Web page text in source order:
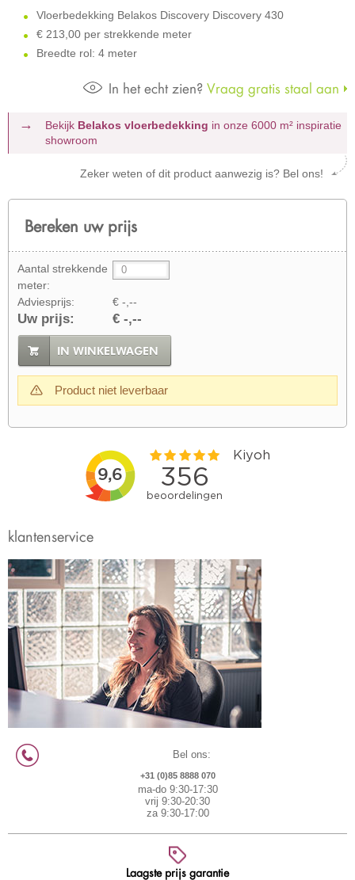
Vloerbedekking Belakos Discovery Discovery 430
€ 213,00 per strekkende meter
Breedte rol: 4 meter
In het echt zien? Vraag gratis staal aan
Bekijk Belakos vloerbedekking in onze 6000 m² inspiratie
showroom
Zeker weten of dit product aanwezig is? Bel ons!
Bereken uw prijs
Aantal strekkende
meter:
Adviesprijs:
€ -,--
Uw prijs: € -,--
IN WINKELWAGEN
Product niet leverbaar
klantenservice
Bel ons:
+31 (0)85 8888 070
ma-do 9:30-17:30
vrij 9:30-20:30
za 9:30-17:00
Laagste prijs garantie